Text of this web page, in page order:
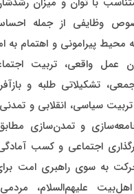
وظایفی از جمله
پیرامونی و اهتمام به
عمل واقعی، تربیت
تشکیلاتی طلبه و
سیاسی، انقلابی و
و تمدن‌سازی مطابق
اجتماعی و کسب
به سوی راهبری امت
علیهم‌السلام،